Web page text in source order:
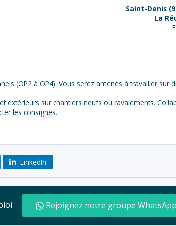
Saint-Denis
La
(OP2 à OP4). Vous serez amenés à travailler sur
extérieurs sur chantiers neufs ou ravalements.
les consignes.
LinkedIn
Rejoignez notre groupe WhatsApp